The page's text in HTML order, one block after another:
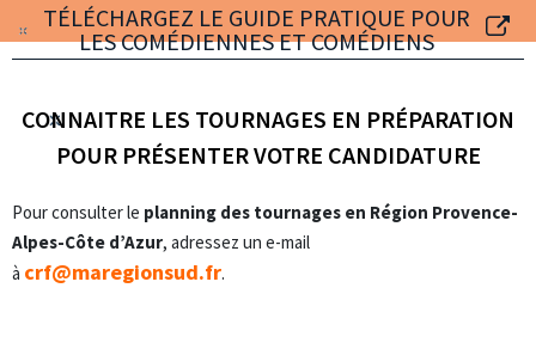
TÉLÉCHARGEZ LE GUIDE PRATIQUE POUR
LES COMÉDIENNES ET COMÉDIENS
CONNAITRE LES TOURNAGES EN PRÉPARATION
POUR PRÉSENTER VOTRE CANDIDATURE
Pour consulter le planning des tournages en Région Provence-
Alpes-Côte d’Azur, adressez un e-mail
à crf@maregionsud.fr.